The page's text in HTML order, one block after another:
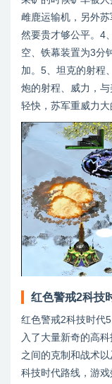
雌鹿运输机，另外
然要贵才够公平。4
空、铁幕装置为3分
加。5、坦克的射程
炮的射程、威力，
轻快，苏军重威力大
红色警戒2科技
红色警戒2科技时代
入了大量新奇的高
之间的克制和战术
科技时代路线，游